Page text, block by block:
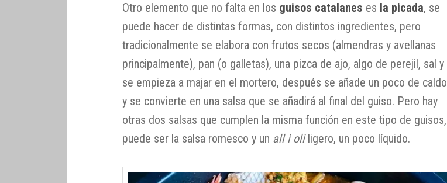
Otro elemento que no falta en los guisos catalanes es la picada, se
puede hacer de distintas formas, con distintos ingredientes, pero
tradicionalmente se elabora con frutos secos (almendras y avellanas
principalmente), pan (o galletas), una pizca de ajo, algo de perejil, sal y
se empieza a majar en el mortero, después se añade un poco de caldo
y se convierte en una salsa que se añadirá al final del guiso. Pero hay
otras dos salsas que cumplen la misma función en este tipo de guisos,
puede ser la salsa romesco y un all i oliligero, un poco líquido.